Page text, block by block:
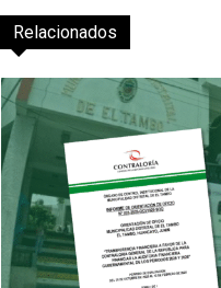
Relacionados